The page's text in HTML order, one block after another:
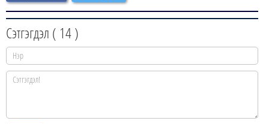
Сэтгэгдэл ( 14)